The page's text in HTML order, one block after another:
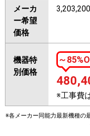
メーカ
ー希望
価格
機器特
別価格
～
※工事費
※各メーカー同能力最新機種の